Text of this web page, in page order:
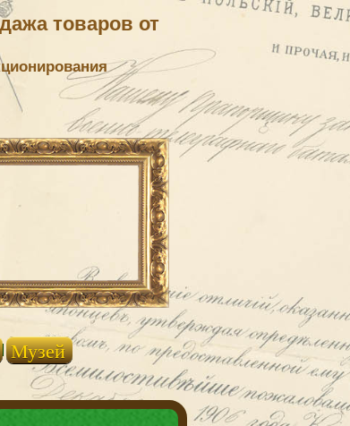
товаров от
Музей